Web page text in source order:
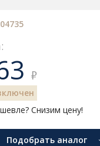
₽
Снизим цену!
Подобрать аналог